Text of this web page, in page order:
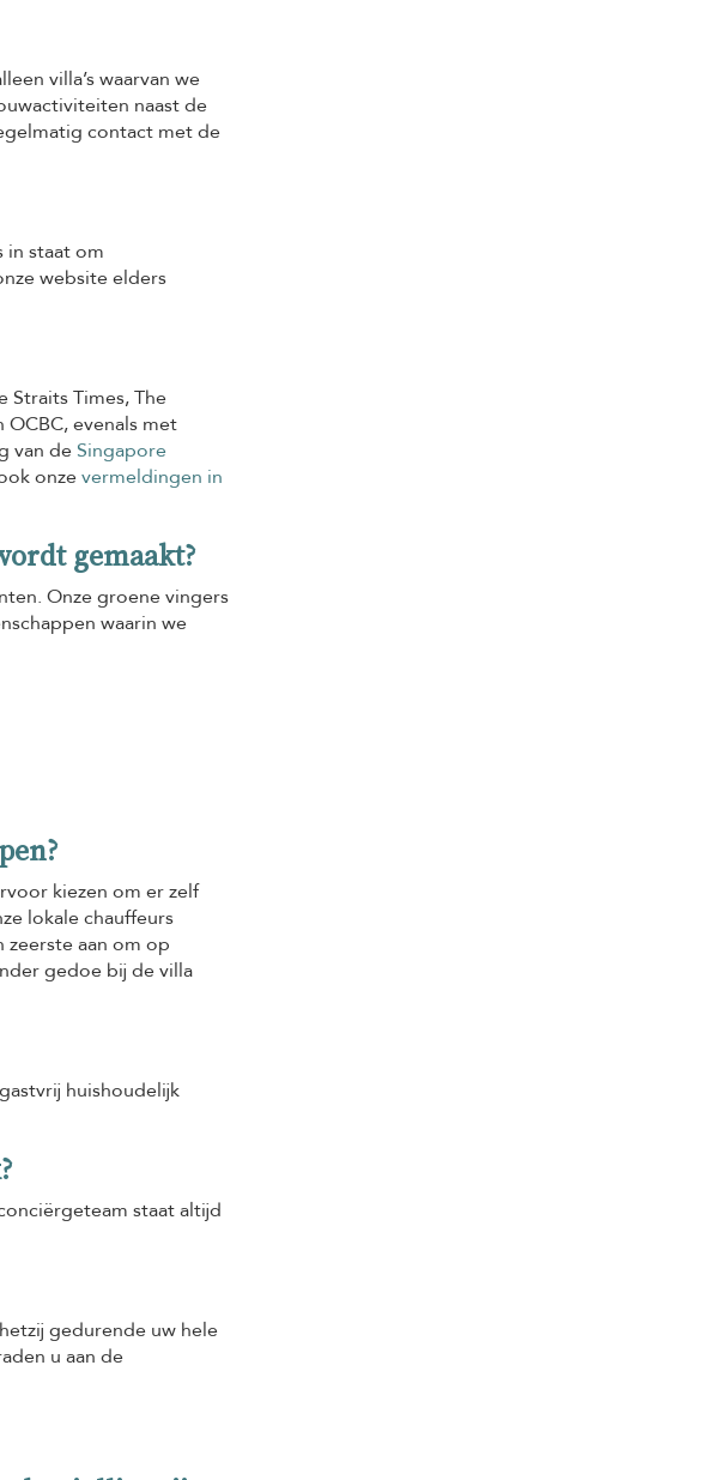
villa’s waarvan we
naast de
contact met de
in staat om
website elders
Straits Times, The
evenals met
van de Singapore
onzevermeldingen in
gemaakt?
Onze groene vingers
waarin we
kiezen om er zelf
lokale chauffeurs
zeerste aan om op
gedoe bij de villa
huishoudelijk
staat altijd
gedurende uw hele
u aan de